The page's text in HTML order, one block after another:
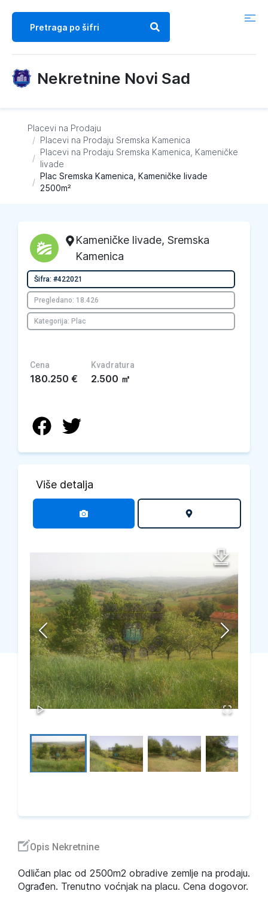
Nekretnine Novi Sad
Placevi na Prodaju
/ Placevi na Prodaju Sremska Kamenica
/
Placevi na Prodaju Sremska Kamenica, Kameničke
livade
/
Plac Sremska Kamenica, Kameničke livade
2500m²
Kameničke livade, Sremska
Kamenica
Šifra: #422021
Pregledano: 18.426
Kategorija: Plac
Cena
180.250 €
Kvadratura
2.500 ㎡
Više detalja
Opis Nekretnine
Odličan plac od 2500m2 obradive zemlje na prodaju.
Ograđen. Trenutno voćnjak na placu. Cena dogovor.